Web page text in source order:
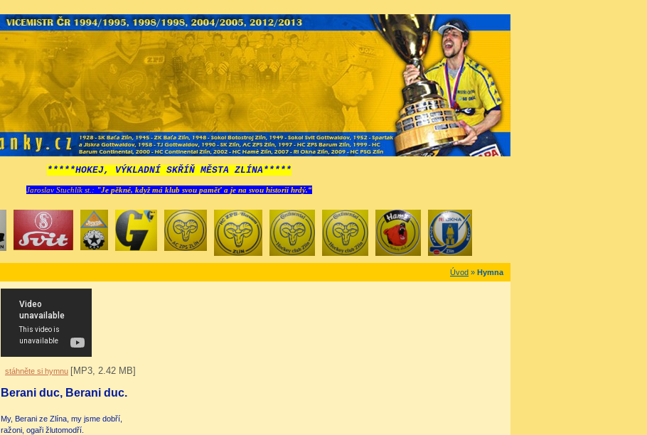
*****HOKEJ, VÝKLADNÍ SKŘÍŇ MĚSTA ZLÍNA*****
Jaroslav Stuchlík st.: "Je pěkné, když má klub svou paměť a je na svou historii hrdý.“
Úvod » Hymna
stáhněte si hymnu [MP3, 2.42 MB]
Berani duc, Berani duc.
My, Berani ze Zlína, my jsme dobří,
ražoni, ogaři žlutomodří.